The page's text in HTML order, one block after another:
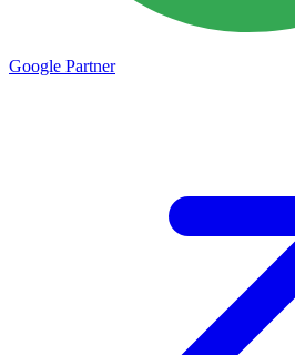
Google Partner